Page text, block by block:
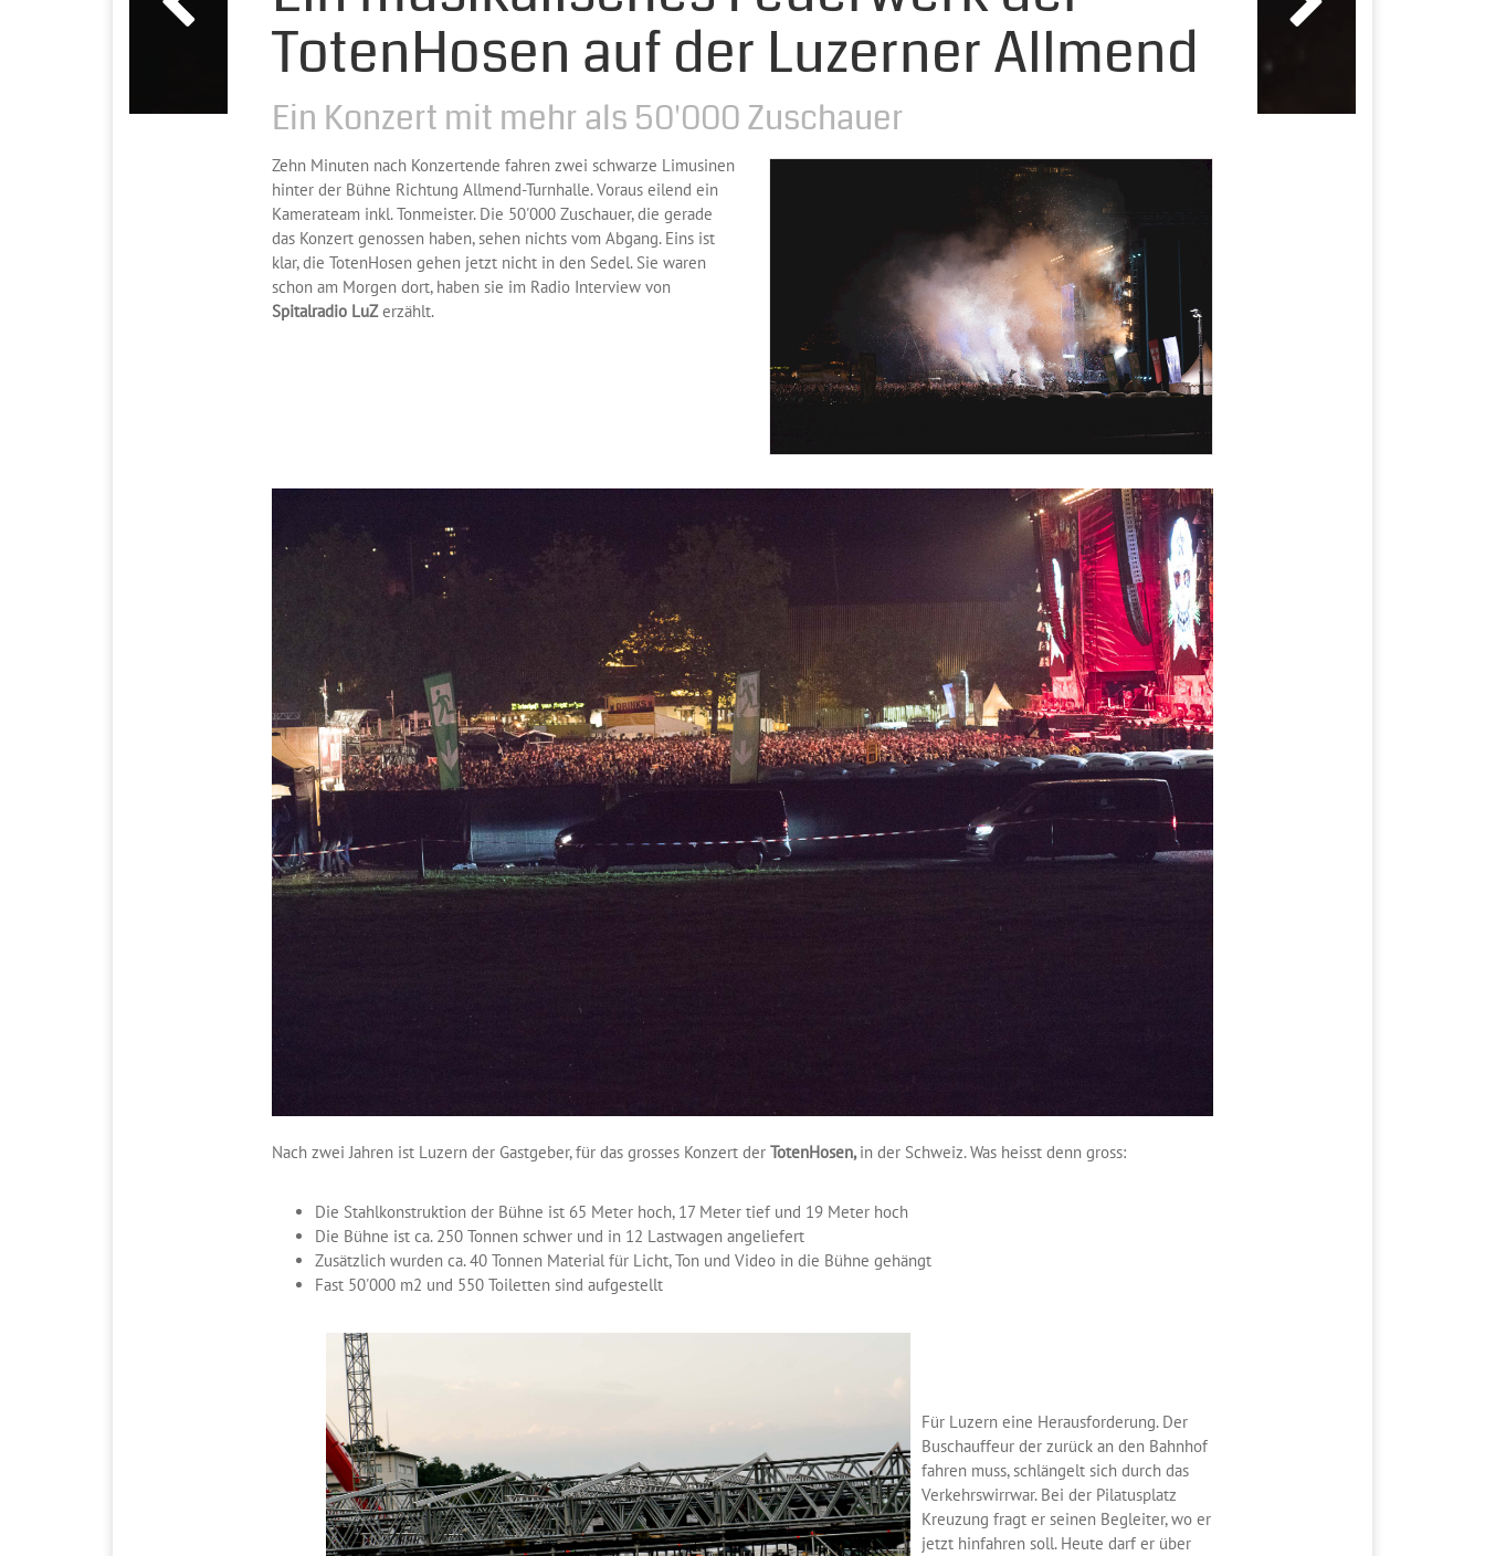
TotenHosen auf der Luzerner Allmend
Ein Konzert mit mehr als 50'000 Zuschauer
Zehn Minuten nach Konzertende fahren zwei schwarze Limusinen
hinter der Bühne Richtung Allmend-Turnhalle. Voraus eilend ein
Kamerateam inkl. Tonmeister. Die 50'000 Zuschauer, die gerade
das Konzert genossen haben, sehen nichts vom Abgang. Eins ist
klar, die TotenHosen gehen jetzt nicht in den Sedel. Sie waren
schon am Morgen dort, haben sie im Radio Interview von
Spitalradio LuZerzählt.
Nach zwei Jahren ist Luzern der Gastgeber, für das grosses Konzert der TotenHosen, in der Schweiz. Was heisst denn gross:
Die Stahlkonstruktion der Bühne ist 65 Meter hoch, 17 Meter tief und 19 Meter hoch
Die Bühne ist ca. 250 Tonnen schwer und in 12 Lastwagen angeliefert
Zusätzlich wurden ca. 40 Tonnen Material für Licht, Ton und Video in die Bühne gehängt
Fast 50'000 m2 und 550 Toiletten sind aufgestellt
Für Luzern eine Herausforderung. Der
Buschauffeur der zurück an den Bahnhof
fahren muss, schlängelt sich durch das
Verkehrswirrwar. Bei der Pilatusplatz
Kreuzung fragt er seinen Begleiter, wo er
jetzt hinfahren soll. Heute darf er über